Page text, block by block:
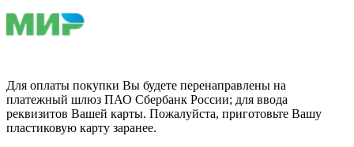
Для оплаты покупки Вы будете перенаправлены на
платежный шлюз ПАО Сбербанк России; для ввода
реквизитов Вашей карты. Пожалуйста, приготовьте Вашу
пластиковую карту заранее.